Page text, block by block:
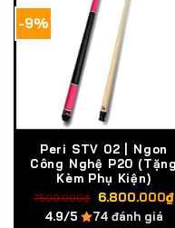
-9%
Peri STV 02 | Ngon
Công Nghệ P20 (Tặng
Kèm Phụ Kiện)
7.500.000₫ Giá
gốc
6.800.000₫
4.9/5 74 đánh giá